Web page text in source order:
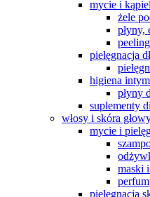
mycie i kąpiel
żele
płyny,
pielęgnacja
higiena
płyny
suplementy
włosy i skóra
mycie i
maski
pielęgnacja